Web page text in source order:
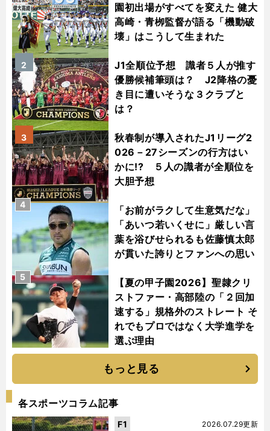
園初出場がすべてを変えた 健大
高崎・青栁監督が語る「機動破
壊」はこうして生まれた
J1全順位予想 識者５人が推す
優勝候補筆頭は？ J2降格の憂
き目に遭いそうな３クラブと
は？
2
秋春制が導入されたJ1リーグ2
026－27シーズンの行方はい
かに!? ５人の識者が全順位を
大胆予想
3
「お前がラクして生意気だな」
「あいつ若いくせに」厳しい言
葉を浴びせられるも佐藤慎太郎
が貫いた誇りとファンへの思い
4
【夏の甲子園2026】聖隷クリ
ストファー・高部陸の「２回加
速する」規格外のストレート そ
れでもプロではなく大学進学を
選ぶ理由
5
もっと見る
各スポーツコラム記事
2026.07.29更新
F1